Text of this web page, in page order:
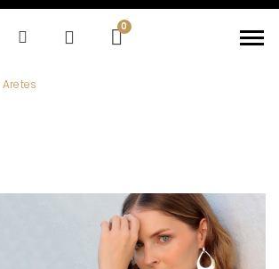
Aretes